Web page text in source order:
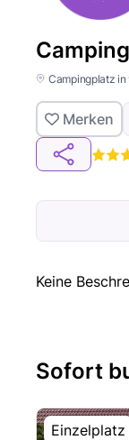
Campingplatz in
Merken
Keine
Sofort
Einzelplatz